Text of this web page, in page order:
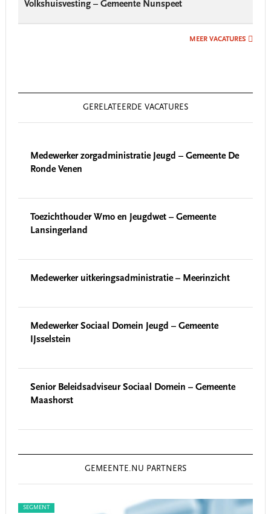
Volkshuisvesting – Gemeente Nunspeet
MEER VACATURES
GERELATEERDE VACATURES
Medewerker zorgadministratie Jeugd – Gemeente De
Ronde Venen
Toezichthouder Wmo en Jeugdwet – Gemeente
Lansingerland
Medewerker uitkeringsadministratie – Meerinzicht
Medewerker Sociaal Domein Jeugd – Gemeente
IJsselstein
Senior Beleidsadviseur Sociaal Domein – Gemeente
Maashorst
GEMEENTE.NU PARTNERS
SEGMENT